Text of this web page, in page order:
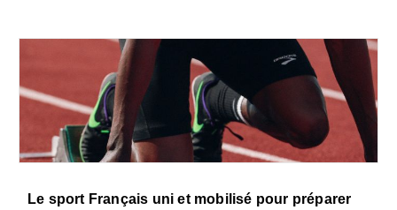
Le sport Français uni et mobilisé pour préparer